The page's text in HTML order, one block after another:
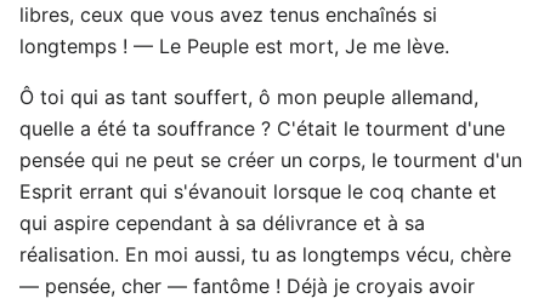
libres, ceux que vous avez tenus enchaînés si
longtemps ! — Le Peuple est mort, Je me lève.
Ô toi qui as tant souffert, ô mon peuple allemand,
quelle a été ta souffrance ? C'était le tourment d'une
pensée qui ne peut se créer un corps, le tourment d'un
Esprit errant qui s'évanouit lorsque le coq chante et
qui aspire cependant à sa délivrance et à sa
réalisation. En moi aussi, tu as longtemps vécu, chère
— pensée, cher — fantôme ! Déjà je croyais avoir